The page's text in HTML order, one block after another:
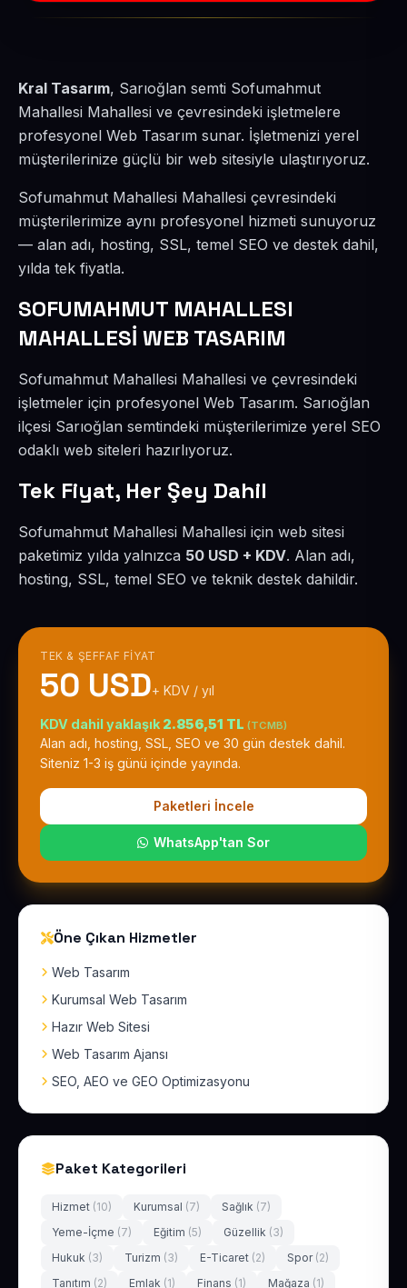
Kral Tasarım, Sarıoğlan semti Sofumahmut
Mahallesi Mahallesi ve çevresindeki işletmelere
profesyonel Web Tasarım sunar. İşletmenizi yerel
müşterilerinize güçlü bir web sitesiyle ulaştırıyoruz.
Sofumahmut Mahallesi Mahallesi çevresindeki
müşterilerimize aynı profesyonel hizmeti sunuyoruz
— alan adı, hosting, SSL, temel SEO ve destek dahil,
yılda tek fiyatla.
SOFUMAHMUT MAHALLESI
MAHALLESİ WEB TASARIM
Sofumahmut Mahallesi Mahallesi ve çevresindeki
işletmeler için profesyonel Web Tasarım. Sarıoğlan
ilçesi Sarıoğlan semtindeki müşterilerimize yerel SEO
odaklı web siteleri hazırlıyoruz.
Tek Fiyat, Her Şey Dahil
Sofumahmut Mahallesi Mahallesi için web sitesi
paketimiz yılda yalnızca 50 USD + KDV. Alan adı,
hosting, SSL, temel SEO ve teknik destek dahildir.
TEK & ŞEFFAF FIYAT
50 USD+ KDV / yıl
KDV dahil yaklaşık 2.856,51 TL (TCMB)
Alan adı, hosting, SSL, SEO ve 30 gün destek dahil.
Siteniz 1-3 iş günü içinde yayında.
Paketleri İncele
WhatsApp'tan Sor
Öne Çıkan Hizmetler
Web Tasarım
Kurumsal Web Tasarım
Hazır Web Sitesi
Web Tasarım Ajansı
SEO, AEO ve GEO Optimizasyonu
Paket Kategorileri
Hizmet (10) Kurumsal (7) Sağlık (7)
Yeme-İçme (7) Eğitim (5) Güzellik (3)
Hukuk (3) Turizm (3) E-Ticaret (2) Spor (2)
Tanıtım (2) Emlak (1) Finans (1) Mağaza (1)